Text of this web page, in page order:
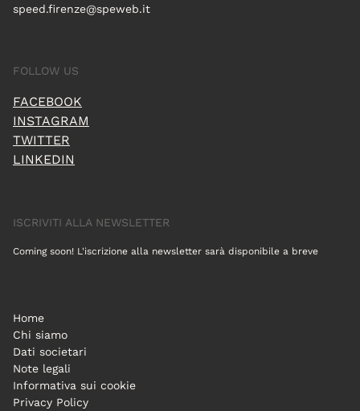
speed.firenze@speweb.it
FOLLOW US
FACEBOOK
INSTAGRAM
TWITTER
LINKEDIN
ISCRIVITI ALLA NEWSLETTER
Coming soon! L'iscrizione alla newsletter sarà disponibile a breve
Home
Chi siamo
Dati societari
Note legali
Informativa sui cookie
Privacy Policy